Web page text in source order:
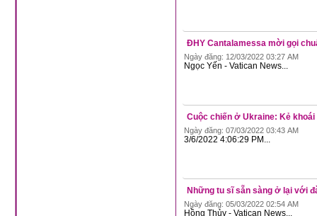
ĐHY Cantalamessa mời gọi
Ngày đăng: 12/03/2022 03:27 AM
Ngọc Yến - Vatican News...
Cuộc chiến ở Ukraine: Kẻ
Ngày đăng: 07/03/2022 03:43 AM
3/6/2022 4:06:29 PM...
Những tu sĩ sẵn sàng ở lại với
Ngày đăng: 05/03/2022 02:54 AM
Hồng Thủy - Vatican News...